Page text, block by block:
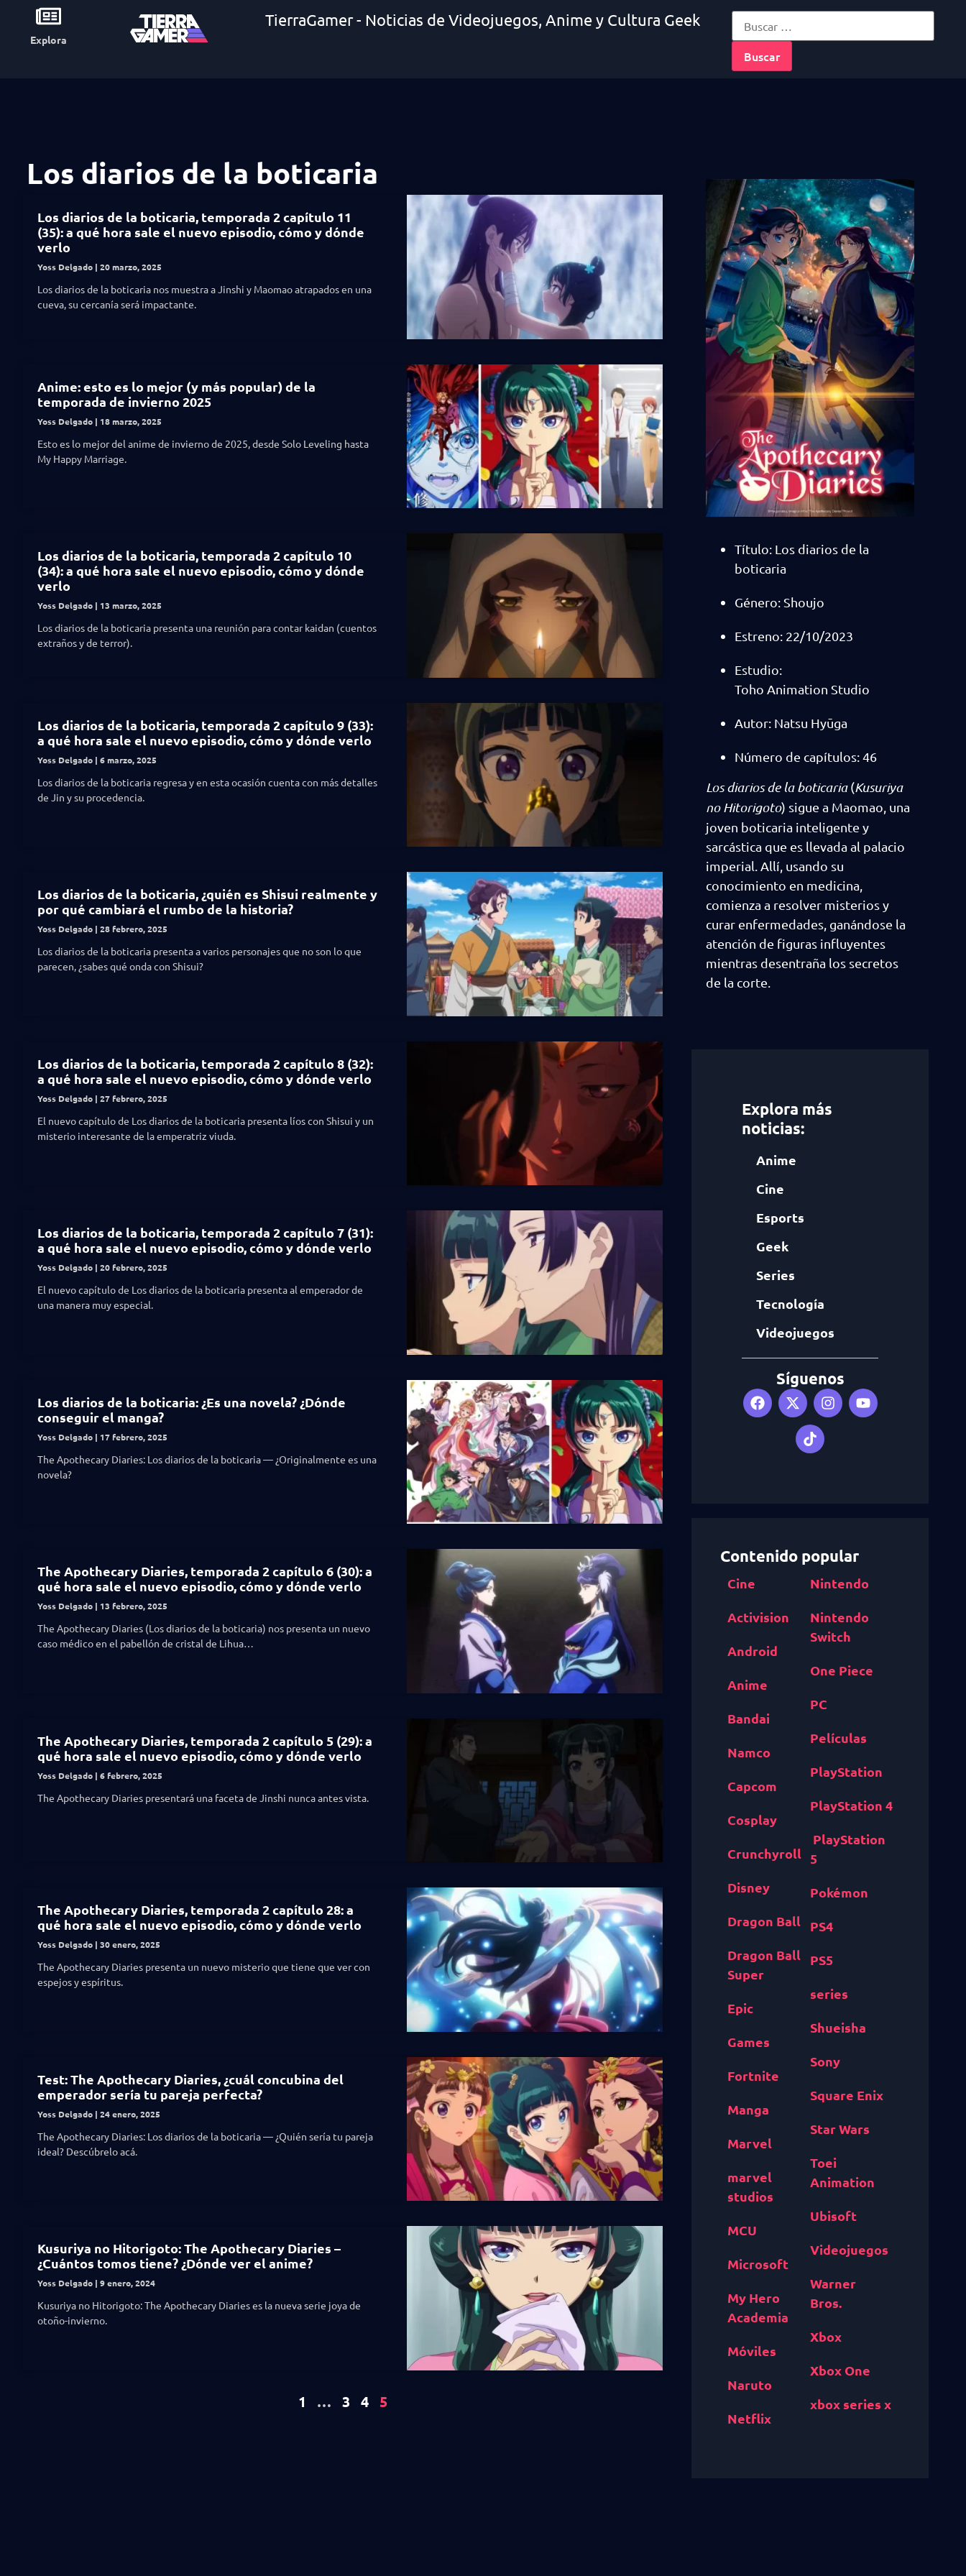
Explora
TierraGamer - Noticias de Videojuegos, Anime y Cultura Geek
Los diarios de la boticaria
Los diarios de la boticaria, temporada 2 capítulo 11
(35): a qué hora sale el nuevo episodio, cómo y dónde
verlo
Yoss Delgado 20 marzo, 2025
Los diarios de la boticaria nos muestra a Jinshi y Maomao atrapados en una
cueva, su cercanía será impactante.
Anime: esto es lo mejor (y más popular) de la
temporada de invierno 2025
Yoss Delgado 18 marzo, 2025
Esto es lo mejor del anime de invierno de 2025, desde Solo Leveling hasta
My Happy Marriage.
Los diarios de la boticaria, temporada 2 capítulo 10
(34): a qué hora sale el nuevo episodio, cómo y dónde
verlo
Yoss Delgado 13 marzo, 2025
Los diarios de la boticaria presenta una reunión para contar kaidan (cuentos
extraños y de terror).
Los diarios de la boticaria, temporada 2 capítulo 9 (33):
a qué hora sale el nuevo episodio, cómo y dónde verlo
Yoss Delgado 6 marzo, 2025
Los diarios de la boticaria regresa y en esta ocasión cuenta con más detalles
de Jin y su procedencia.
Los diarios de la boticaria, ¿quién es Shisui realmente y
por qué cambiará el rumbo de la historia?
Yoss Delgado 28 febrero, 2025
Los diarios de la boticaria presenta a varios personajes que no son lo que
parecen, ¿sabes qué onda con Shisui?
Los diarios de la boticaria, temporada 2 capítulo 8 (32):
a qué hora sale el nuevo episodio, cómo y dónde verlo
Yoss Delgado 27 febrero, 2025
El nuevo capítulo de Los diarios de la boticaria presenta líos con Shisui y un
misterio interesante de la emperatriz viuda.
Los diarios de la boticaria, temporada 2 capítulo 7 (31):
a qué hora sale el nuevo episodio, cómo y dónde verlo
Yoss Delgado 20 febrero, 2025
El nuevo capítulo de Los diarios de la boticaria presenta al emperador de
una manera muy especial.
Los diarios de la boticaria: ¿Es una novela? ¿Dónde
conseguir el manga?
Yoss Delgado 17 febrero, 2025
The Apothecary Diaries: Los diarios de la boticaria — ¿Originalmente es una
novela?
The Apothecary Diaries, temporada 2 capítulo 6 (30): a
qué hora sale el nuevo episodio, cómo y dónde verlo
Yoss Delgado 13 febrero, 2025
The Apothecary Diaries (Los diarios de la boticaria) nos presenta un nuevo
caso médico en el pabellón de cristal de Lihua…
The Apothecary Diaries, temporada 2 capítulo 5 (29): a
qué hora sale el nuevo episodio, cómo y dónde verlo
Yoss Delgado 6 febrero, 2025
The Apothecary Diaries presentará una faceta de Jinshi nunca antes vista.
The Apothecary Diaries, temporada 2 capítulo 28: a
qué hora sale el nuevo episodio, cómo y dónde verlo
Yoss Delgado 30 enero, 2025
The Apothecary Diaries presenta un nuevo misterio que tiene que ver con
espejos y espíritus.
Test: The Apothecary Diaries, ¿cuál concubina del
emperador sería tu pareja perfecta?
Yoss Delgado 24 enero, 2025
The Apothecary Diaries: Los diarios de la boticaria — ¿Quién sería tu pareja
ideal? Descúbrelo acá.
Kusuriya no Hitorigoto: The Apothecary Diaries –
¿Cuántos tomos tiene? ¿Dónde ver el anime?
Yoss Delgado 9 enero, 2024
Kusuriya no Hitorigoto: The Apothecary Diaries es la nueva serie joya de
otoño-invierno.
1 … 3 4 5
Título: Los diarios de la
boticaria
Género: Shoujo
Estreno: 22/10/2023
Estudio:
Toho Animation Studio
Autor: Natsu Hyūga
Número de capítulos: 46
Los diarios de la boticaria(Kusuriya
no Hitorigoto) sigue a Maomao, una
joven boticaria inteligente y
sarcástica que es llevada al palacio
imperial. Allí, usando su
conocimiento en medicina,
comienza a resolver misterios y
curar enfermedades, ganándose la
atención de figuras influyentes
mientras desentraña los secretos
de la corte.
Explora más
noticias:
Anime
Cine
Esports
Geek
Series
Tecnología
Videojuegos
Síguenos
Contenido popular
Cine
Activision
Android
Anime
Bandai
Namco
Capcom
Cosplay
Crunchyroll
Disney
Dragon Ball
Dragon Ball
Super
Epic
Games
Fortnite
Manga
Marvel
marvel
studios
MCU
Microsoft
My Hero
Academia
Móviles
Naruto
Netflix
Nintendo
Nintendo
Switch
One Piece
PC
Películas
PlayStation
PlayStation 4
PlayStation
5
Pokémon
PS4
PS5
series
Shueisha
Sony
Square Enix
Star Wars
Toei
Animation
Ubisoft
Videojuegos
Warner
Bros.
Xbox
Xbox One
xbox series x